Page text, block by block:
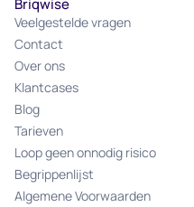
Veelgestelde vragen
Contact
Over ons
Klantcases
Blog
Tarieven
Loop geen onnodig risico
Begrippenlijst
Algemene Voorwaarden